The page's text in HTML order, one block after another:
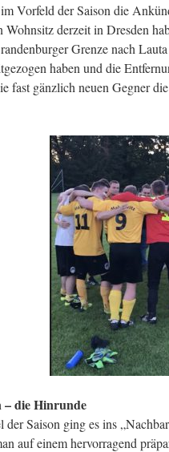
Vorfeld der Saison die
derzeit in Dresden
Grenze nach
haben und die
fast gänzlich neuen Gegner
– die Hinrunde
Saison ging es ins
auf einem hervorragend